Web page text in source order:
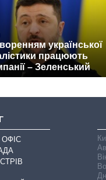
української
працюють
– Зеленський
ОФІС